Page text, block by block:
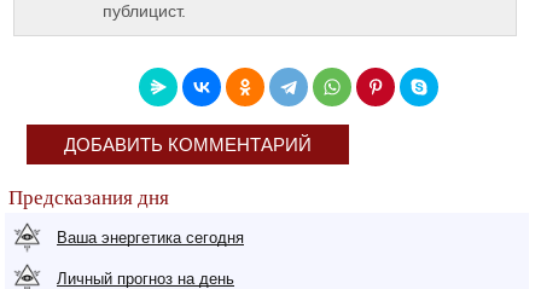
публицист.
ДОБАВИТЬ КОММЕНТАРИЙ
Предсказания дня
Ваша энергетика сегодня
Личный прогноз на день